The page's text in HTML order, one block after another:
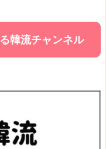
韓流チャンネル